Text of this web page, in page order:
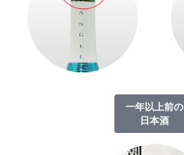
一年以上前の
日本酒